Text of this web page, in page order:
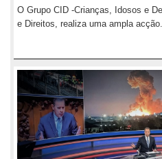
O Grupo CID -Crianças, Idosos e
e Direitos, realiza uma ampla